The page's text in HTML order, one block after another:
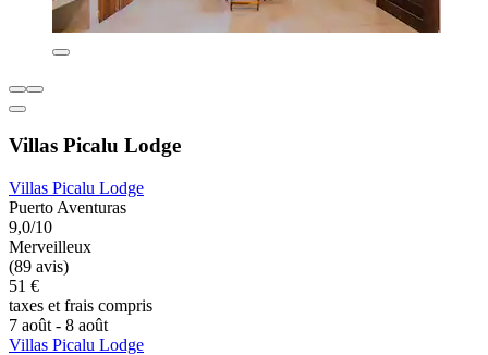
Villas Picalu Lodge
Villas Picalu Lodge
Puerto Aventuras
9,0/10
Merveilleux
(89 avis)
51 €
taxes et frais compris
7 août - 8 août
Villas Picalu Lodge